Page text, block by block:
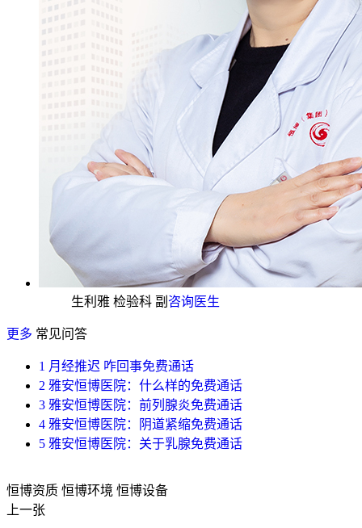
生利雅 检验科 副 咨询医生
更多 常见问答
1 月经推迟 咋回事免费通话
2 雅安恒博医院：什么样的免费通话
3 雅安恒博医院：前列腺炎免费通话
4 雅安恒博医院：阴道紧缩免费通话
5 雅安恒博医院：关于乳腺免费通话
恒博资质 恒博环境 恒博设备
上一张